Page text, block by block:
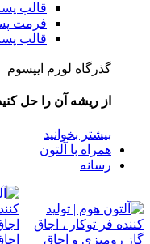
قالب
فرمت
قالب
گذرگاه لورم ایپسوم
از ریشه آن را حل
بیشتر بخوانید
همراه با آلتون
رسانه